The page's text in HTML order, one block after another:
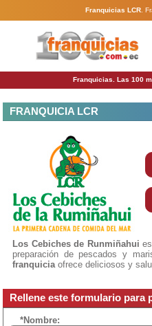
Franquicias LCR
Franquicias. Las 100
FRANQUICIA LCR
Los Cebiches de Runmiñahui
preparación de pescados y
franquicia ofrece deliciosos y
Rellene este formulario para
*Nombre: